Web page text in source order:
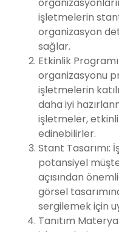
işletmelerin
organizasyon
sağlar.
Etkinlik
organizasyonu
işletmelerin
daha iyi
işletmeler,
edinebilirler.
Stant Tasarımı:
potansiyel
açısından
görsel
sergilemek için
Tanıtım